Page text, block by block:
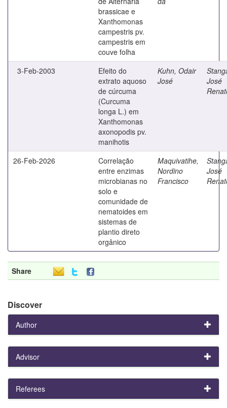
brassicae e
Xanthomonas
campestris pv.
campestris em
couve folha
3-Feb-2003
Efeito do
extrato aquoso
de cúrcuma
(Curcuma
longa L.) em
Xanthomonas
axonopodis pv.
manihotis
Kuhn, Odair
José
José
26-Feb-2026
Correlação
entre enzimas
microbianas no
solo e
comunidade de
nematoides em
sistemas de
plantio direto
orgânico
Maquivatihe,
Nordino
Francisco
José
Share
Discover
Author
Advisor
Referees